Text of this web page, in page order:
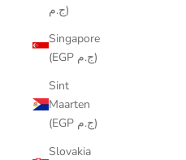
ج.م)
Singapore
(EGP ج.م)
Sint
Maarten
(EGP ج.م)
Slovakia